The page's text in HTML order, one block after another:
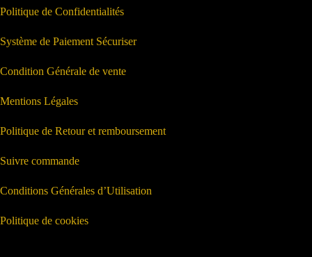
Politique de Confidentialités
Système de Paiement Sécuriser
Condition Générale de vente
Mentions Légales
Politique de Retour et remboursement
Suivre commande
Conditions Générales d’Utilisation
Politique de cookies